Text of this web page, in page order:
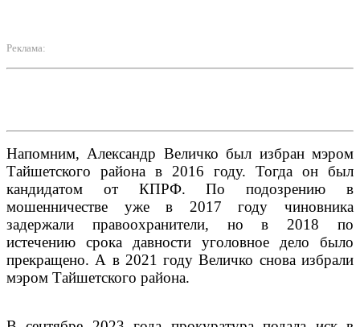
Реклама:
Напомним, Александр Величко был избран мэром
Тайшетского района в 2016 году. Тогда он был
кандидатом от КПРФ. По подозрению в
мошенничестве уже в 2017 году чиновника
задержали правоохранители, но в 2018 по
истечению срока давности уголовное дело было
прекращено. А в 2021 году Величко снова избрали
мэром Тайшетского района.